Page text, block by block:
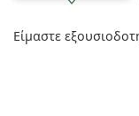
Είμαστε